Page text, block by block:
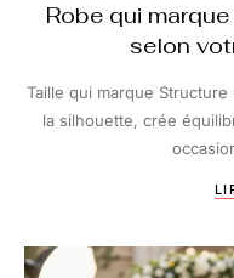
Robe qui
selon
Taille qui marque
la silhouette, crée